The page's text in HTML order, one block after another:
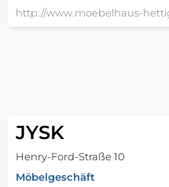
http://www.moebelhaus-
JYSK
Henry-Ford-Straße 10
Möbelgeschäft